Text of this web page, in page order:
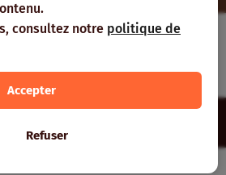
consultez notre politique de
Accepter
Refuser
soutien de l’Agence
site